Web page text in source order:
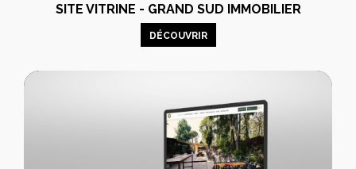
SITE VITRINE - GRAND SUD IMMOBILIER
DÉCOUVRIR